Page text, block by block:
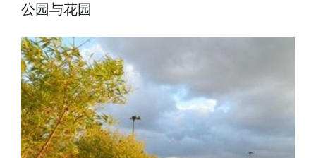
公园与花园